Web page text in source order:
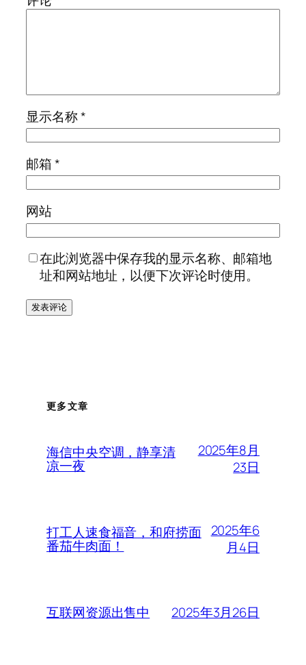
显示名称*
邮箱*
网站
在此浏览器中保存我的显示名称、邮箱地
址和网站地址，以便下次评论时使用。
更多文章
海信中央空调，静享清
凉一夜
2025年8月
23日
打工人速食福音，和府捞面
番茄牛肉面！
2025年6
月4日
互联网资源出售中 2025年3月26日